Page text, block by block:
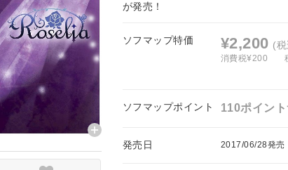
が発売！
ソフマップ特価 ¥2,200 (
消費税¥200
ソフマップポイント 110ポイン
発売日 2017/06/28発売